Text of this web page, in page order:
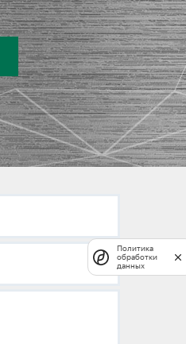
Политика
обработки
данных